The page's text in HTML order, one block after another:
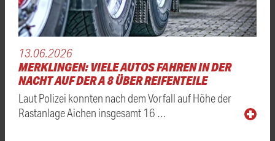
13.06.2026
MERKLINGEN: VIELE AUTOS FAHREN IN DER
NACHT AUF DER A 8 ÜBER REIFENTEILE
Laut Polizei konnten nach dem Vorfall auf Höhe der
Rastanlage Aichen insgesamt 16 …